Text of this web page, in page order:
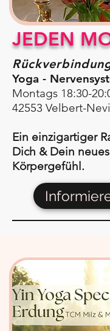
JEDEN
Yoga -
Montags 18:30-
42553 Velbert-
Ein einzigartiger
Dich & Dein neues
Körpergefühl.